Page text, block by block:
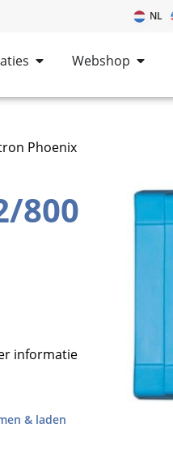
NL
Webshop
Phoenix
800
informatie
& laden